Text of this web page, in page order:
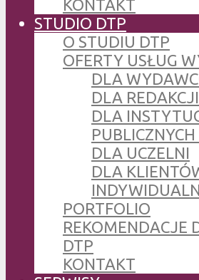
KONTAKT
STUDIO DTP
O STUDIU DTP
OFERTY USŁUG
DLA
DLA
DLA
DLA UCZELNI
DLA
PORTFOLIO
REKOMENDACJE
DTP
KONTAKT